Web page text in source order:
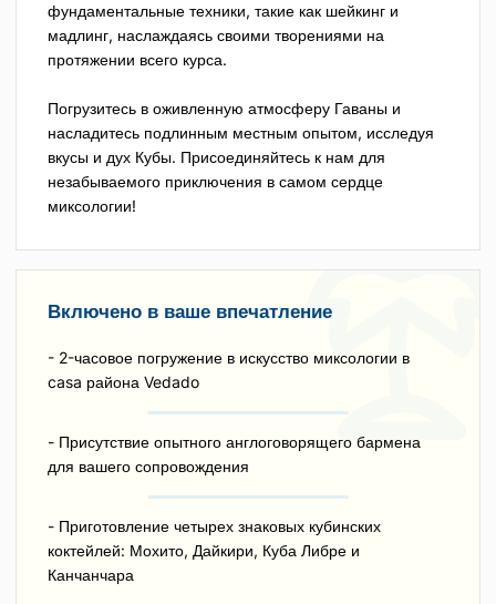
фундаментальные техники, такие как шейкинг и
мадлинг, наслаждаясь своими творениями на
протяжении всего курса.
Погрузитесь в оживленную атмосферу Гаваны и
насладитесь подлинным местным опытом, исследуя
вкусы и дух Кубы. Присоединяйтесь к нам для
незабываемого приключения в самом сердце
миксологии!
Включено в ваше впечатление
- 2-часовое погружение в искусство миксологии в
casa района Vedado
- Присутствие опытного англоговорящего бармена
для вашего сопровождения
- Приготовление четырех знаковых кубинских
коктейлей: Мохито, Дайкири, Куба Либре и
Канчанчара